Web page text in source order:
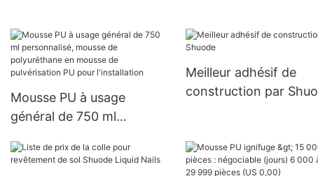
Mousse PU à usage
général de 750 ml
polyuréthane en mousse
Meilleur adhésif de
construction par